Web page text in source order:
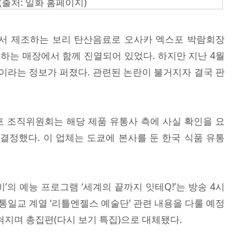
제조하는 보리 탄산음료로 오사카 엑스포 박람회장
는 매장에서 함께 진열되어 있었다. 하지만 지난 4월
라는 정보가 퍼졌다. 관련된 논란이 불거지자 결국 판
조직위원회는 해당 제품 유통사 측에 사실 확인을 요
정했다. 이 업체는 도쿄에 본사를 둔 한국 식품 유통
예능 프로그램 ‘세계의 끝까지 잇테Q!’는 방송 4시
교 계열 ‘리틀엔젤스 예술단’ 관련 내용을 다룰 예정
며 총집편(다시 보기 특집)으로 대체됐다.